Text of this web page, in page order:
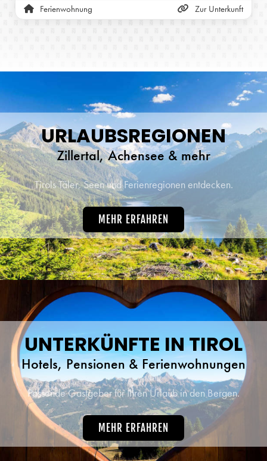
Ferienwohnung Zur Unterkunft
URLAUBSREGIONEN
Zillertal, Achensee & mehr
Tirols Täler, Seen und Ferienregionen entdecken.
MEHR ERFAHREN
UNTERKÜNFTE IN TIROL
Hotels, Pensionen & Ferienwohnungen
Passende Gastgeber für Ihren Urlaub in den Bergen.
MEHR ERFAHREN